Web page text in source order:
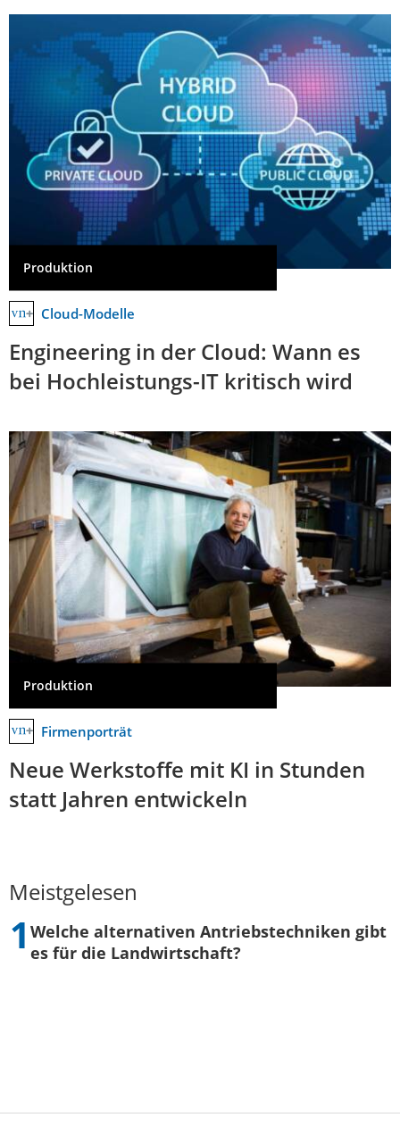
Produktion
Cloud-Modelle
Engineering in der Cloud: Wann es
bei Hochleistungs-IT kritisch wird
Produktion
Firmenporträt
Neue Werkstoffe mit KI in Stunden
statt Jahren entwickeln
Meistgelesen
Welche alternativen Antriebstechniken gibt
es für die Landwirtschaft?